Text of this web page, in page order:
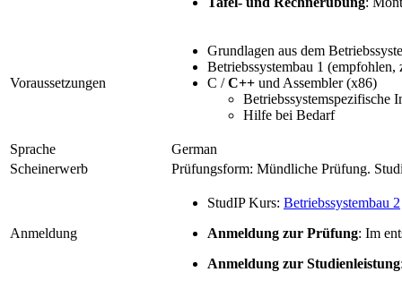
Voraussetzungen
Grundlagen aus dem
Betriebssystembau 1
C /C++ und Assembler (x86)
Betriebssystemspezifische
Hilfe bei Bedarf
Sprache
German
Scheinerwerb
Prüfungsform: Mündliche Prüfung.
Anmeldung
StudIP Kurs: Betriebssystembau 2
Anmeldung zur Prüfung: Im
Anmeldung zur Studienleistung